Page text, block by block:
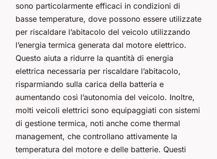
sono particolarmente efficaci in condizioni di
basse temperature, dove possono essere utilizzate
per riscaldare l’abitacolo del veicolo utilizzando
l’energia termica generata dal motore elettrico.
Questo aiuta a ridurre la quantità di energia
elettrica necessaria per riscaldare l’abitacolo,
risparmiando sulla carica della batteria e
aumentando così l’autonomia del veicolo. Inoltre,
molti veicoli elettrici sono equipaggiati con sistemi
di gestione termica, noti anche come thermal
management, che controllano attivamente la
temperatura del motore e delle batterie. Questi